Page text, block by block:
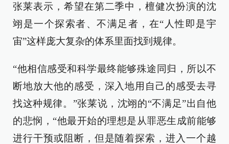
张莱表示，希望在第二季中，檀健次扮演的沈
翊是一个探索者、不满足者，在“人性即是宇
宙”这样庞大复杂的体系里面找到规律。
“他相信感受和科学最终能够殊途同归，所以不
断地放大他的感受，深入地用自己的感受去寻
找这种规律。”张莱说，沈翊的“不满足”出自他
的悲悯，“他最开始的理想是从罪恶生成前能够
进行干预或阻断，但是随着探索，进入一个越